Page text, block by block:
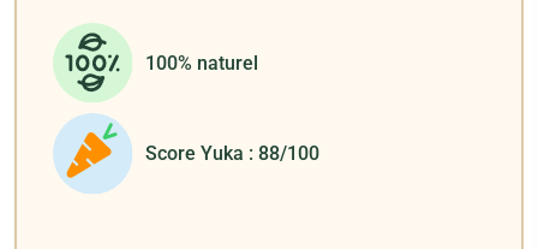
100% naturel
Score Yuka : 88/100